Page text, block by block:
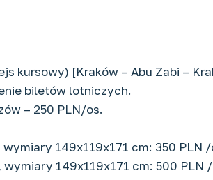
kursowy) [Kraków – Abu Zabi –
biletów lotniczych.
– 250 PLN/os.
149x119x171 cm: 350 PLN
149x119x171 cm: 500 PLN